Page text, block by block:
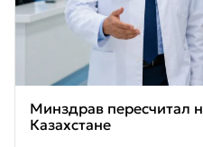
Минздрав пересчитал
Казахстане